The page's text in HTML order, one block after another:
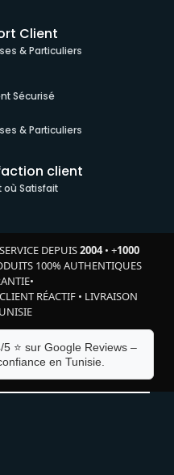
Client
& Particuliers
Sécurisé
& Particuliers
client
où Satisfait
DEPUIS2004• +1000
100% AUTHENTIQUES
•
RÉACTIF • LIVRAISON
5 ⭐ sur Google Reviews –
en Tunisie.